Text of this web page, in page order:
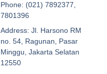
Phone: (021) 7892377,
7801396
Address: Jl. Harsono RM
no. 54, Ragunan, Pasar
Minggu, Jakarta Selatan
12550